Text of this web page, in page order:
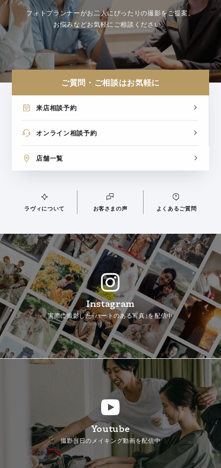
フォトプランナーがお二人にぴったりの撮影をご提案。
お悩みなどお気軽にご相談ください。
ご質問・ご相談はお気軽に
来店相談予約
オンライン相談予約
店舗一覧
ラヴィについて お客さまの声 よくあるご質問
Instagram
実際に撮影した「ハートのある写真」を配信中
Youtube
撮影当日のメイキング動画を配信中